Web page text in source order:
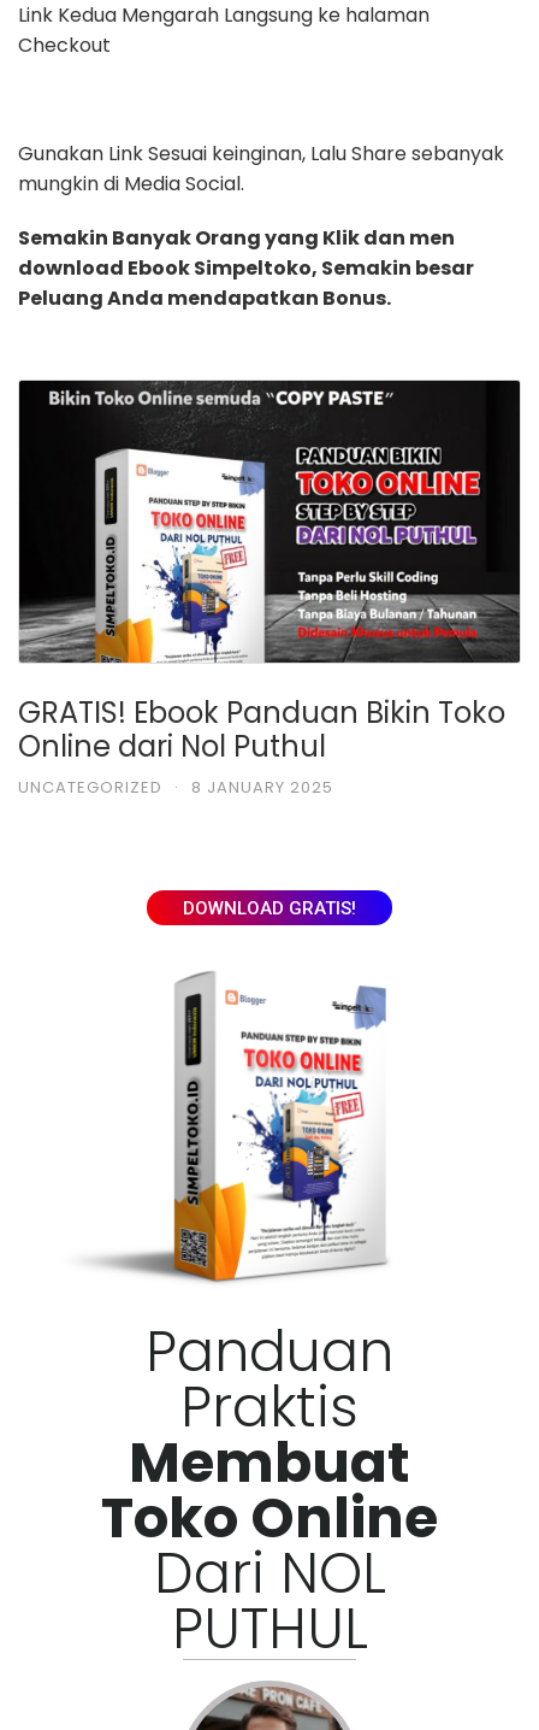
Link Kedua Mengarah Langsung ke halaman
Checkout
Gunakan Link Sesuai keinginan, Lalu Share sebanyak
mungkin di Media Social.
Semakin Banyak Orang yang Klik dan men
download Ebook Simpeltoko, Semakin besar
Peluang Anda mendapatkan Bonus.
GRATIS! Ebook Panduan Bikin Toko
Online dari Nol Puthul
UNCATEGORIZED · 8 JANUARY 2025
DOWNLOAD GRATIS!
Panduan
Praktis
Membuat
Toko Online
Dari NOL
PUTHUL